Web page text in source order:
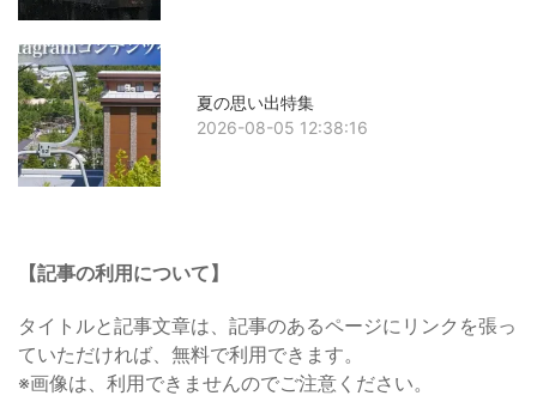
夏の思い出特集
2026-08-05 12:38:16
【記事の利用について】
タイトルと記事文章は、記事のあるページにリンクを張っ
ていただければ、無料で利用できます。
※画像は、利用できませんのでご注意ください。